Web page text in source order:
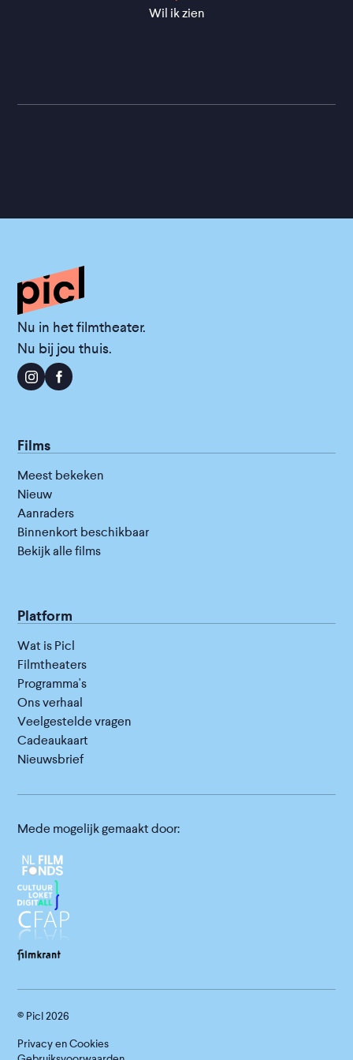
Wil ik zien
Nu in het filmtheater.
Nu bij jou thuis.
Films
Meest bekeken
Nieuw
Aanraders
Binnenkort beschikbaar
Bekijk alle films
Platform
Wat is Picl
Filmtheaters
Programma's
Ons verhaal
Veelgestelde vragen
Cadeaukaart
Nieuwsbrief
Mede mogelijk gemaakt door:
© Picl2026
Privacy en Cookies